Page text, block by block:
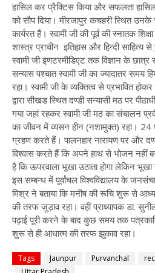
हासिल कर प्रैक्टिस किया और सफलता
को सौप दिया। मीरजापुर कचहरी स्थित
कार्यरत हैं। स्वामी जी की पूर्व की स्नातक
शास्त्र प्राचीन इतिहास और हिन्दी
स्वामी जी इणटरमीडिएट तक विज्ञान के छात्र
सन्यास पश्चात स्वामी जी का ज्यादातर समय
रहा। स्वामी जी के व्यक्तित्व से प्रभावित
द्वारा सीखड स्थित दण्डी सन्यासी मठ पर
गया जहां रहकर स्वामी जी मठ का संचालन
का जीवन में व्यसन हीन (नशामुक्त) रहा। 24
ग्रहण करते हैं। पालनहार नारायण पर और
विश्वास करते हैं कि अपने हाथ से भोजन नहीं
है कि ऊपरवाला भूखा उठाता होगा लेकिन भूखा
इस सम्बन्ध में पूर्वांचल विश्वविद्यालय के
मिश्र ने बताया कि मनीष की रूचि शुरू से
की तरफ जुड़ाव रहा। वहीं प्राध्यापक डा.
पढ़ाई पूरी करने के बाद कुछ समय तक
शुरू से ही आधात्म की तरफ झुकाव रहा।
Tags Jaunpur Purvanchal